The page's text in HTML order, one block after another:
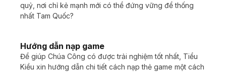
quỷ, nơi chỉ kẻ mạnh mới có thể đứng vững để thống
nhất Tam Quốc?
Hướng dẫn nạp game
Để giúp Chúa Công có được trải nghiệm tốt nhất, Tiểu
Kiều xin hướng dẫn chi tiết cách nạp thẻ game một cách